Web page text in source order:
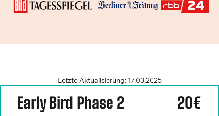
Letzte Aktualisierung: 17.03.2025
Early Bird Phase 2 20€